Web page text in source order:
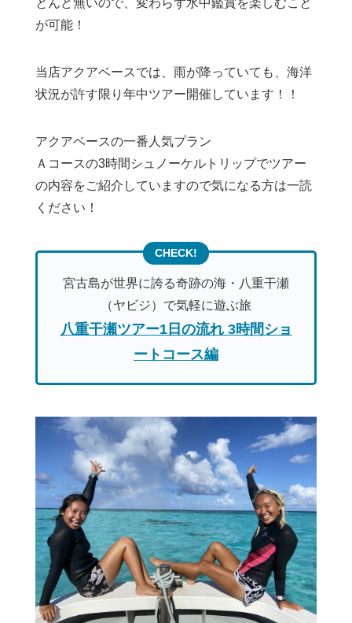
が可能！
当店アクアベースでは、雨が降っていても、海洋
状況が許す限り年中ツアー開催しています！！
アクアベースの一番人気プラン
Ａコースの3時間シュノーケルトリップでツアー
の内容をご紹介していますので気になる方は一読
ください！
宮古島が世界に誇る奇跡の海・八重干瀬
（ヤビジ）で気軽に遊ぶ旅
八重干瀬ツアー1日の流れ 3時間ショ
ートコース編